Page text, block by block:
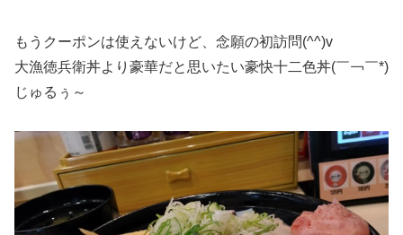
もうクーポンは使えないけど、念願の初訪問(^^)v
大漁徳兵衛丼より豪華だと思いたい豪快十二色丼(￣￢￣*)
じゅるぅ～